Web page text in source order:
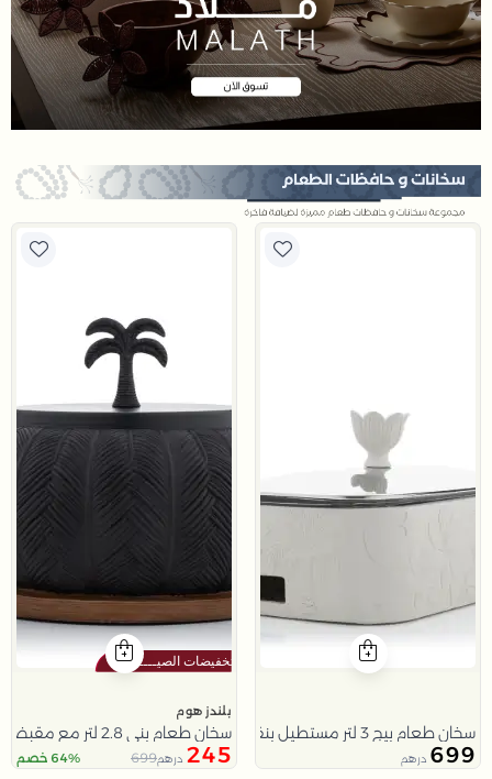
سخان طعام بيج 3 لتر مستطيل بنقش النخلة من ملاذ
699 درهم
بلندز هوم
سخان طعام بني 2.8 لتر مع مقبض نخلة من ملاذ
245 درهم699 64% خصم